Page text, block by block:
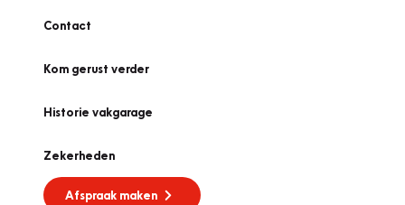
Contact
Kom gerust verder
Historie vakgarage
Zekerheden
Afspraak maken